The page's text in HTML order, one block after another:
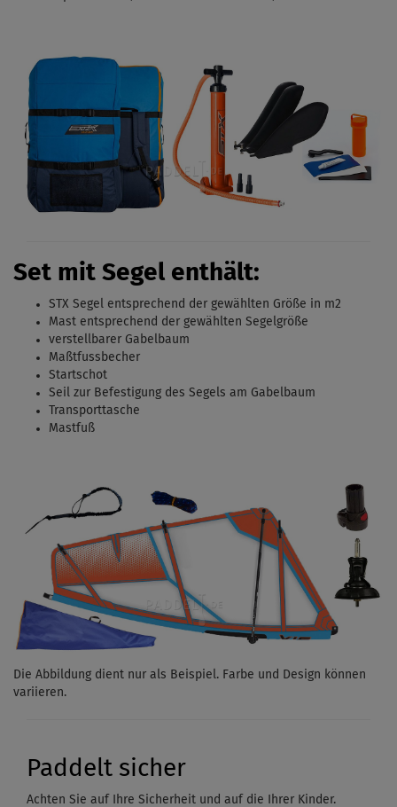
Set mit Segel enthält:
STX Segel entsprechend der gewählten Größe in m2
Mast entsprechend der gewählten Segelgröße
verstellbarer Gabelbaum
Maßtfussbecher
Startschot
Seil zur Befestigung des Segels am Gabelbaum
Transporttasche
Mastfuß
Die Abbildung dient nur als Beispiel. Farbe und Design können
variieren.
Paddelt sicher
Achten Sie auf Ihre Sicherheit und auf die Ihrer Kinder.